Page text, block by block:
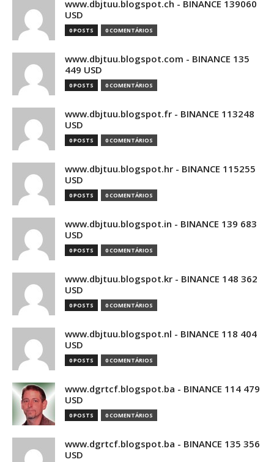
www.dbjtuu.blogspot.ch - BINANCE 139060
USD
0 POSTS 0 COMENTÁRIOS
www.dbjtuu.blogspot.com - BINANCE 135
449 USD
0 POSTS 0 COMENTÁRIOS
www.dbjtuu.blogspot.fr - BINANCE 113248
USD
0 POSTS 0 COMENTÁRIOS
www.dbjtuu.blogspot.hr - BINANCE 115255
USD
0 POSTS 0 COMENTÁRIOS
www.dbjtuu.blogspot.in - BINANCE 139 683
USD
0 POSTS 0 COMENTÁRIOS
www.dbjtuu.blogspot.kr - BINANCE 148 362
USD
0 POSTS 0 COMENTÁRIOS
www.dbjtuu.blogspot.nl - BINANCE 118 404
USD
0 POSTS 0 COMENTÁRIOS
www.dgrtcf.blogspot.ba - BINANCE 114 479
USD
0 POSTS 0 COMENTÁRIOS
www.dgrtcf.blogspot.ba - BINANCE 135 356
USD